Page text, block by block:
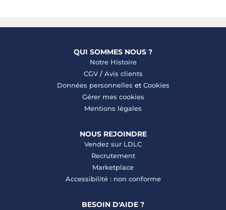
QUI SOMMES NOUS ?
Notre Histoire
CGV/ Avis clients
Données personnelles et Cookies
Gérer mes cookies
Mentions légales
NOUS REJOINDRE
Vendez sur LDLC
Recrutement
Marketplace
Accessibilité : non conforme
BESOIN D'AIDE ?